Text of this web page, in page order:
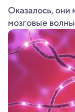
Оказалось, они
мозговые